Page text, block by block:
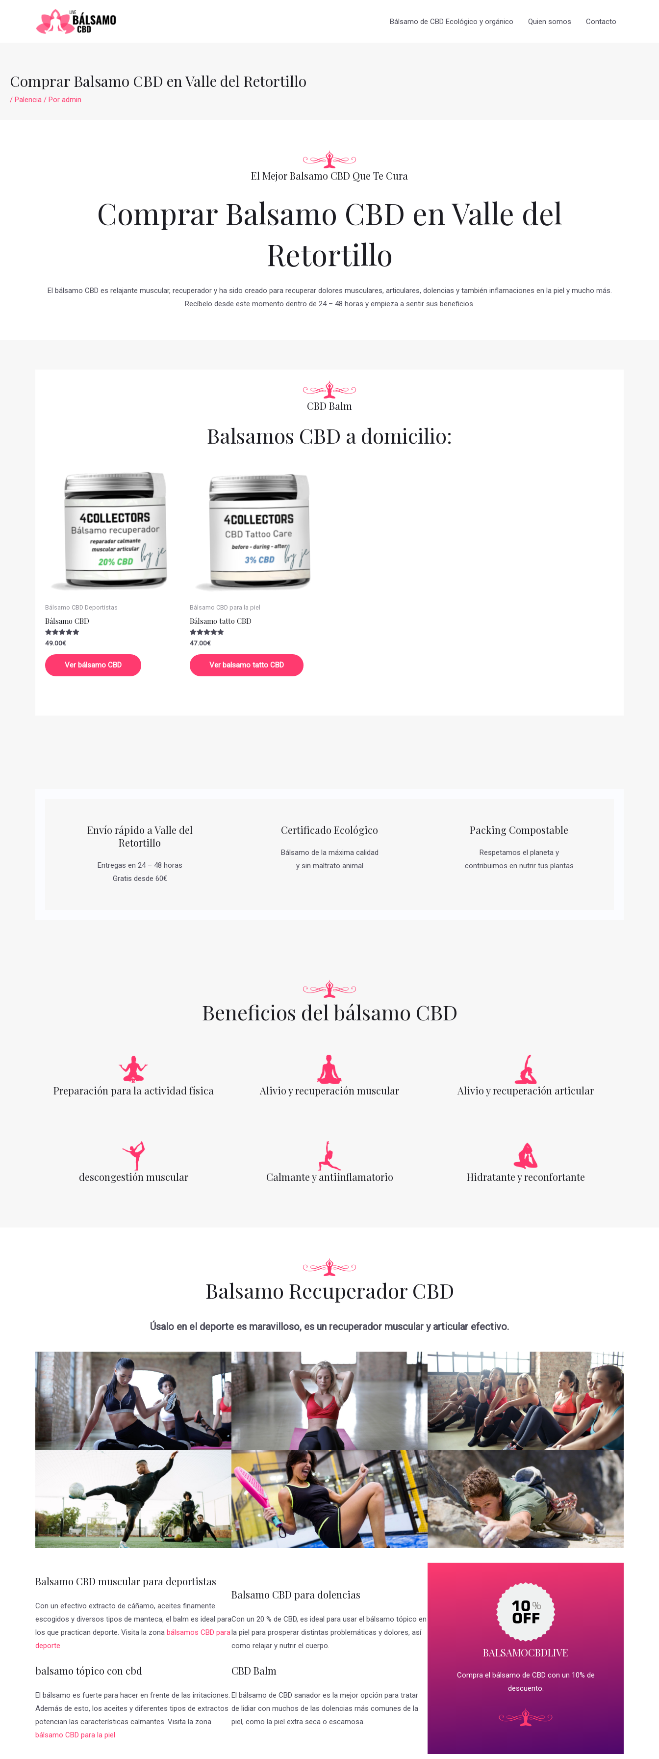
Bálsamo de CBD Ecológico y orgánico Quien somos Contacto
Comprar Balsamo CBD en Valle del Retortillo
/ Palencia / Por admin
El Mejor Balsamo CBD Que Te Cura
Comprar Balsamo CBD en Valle del
Retortillo
El bálsamo CBD es relajante muscular, recuperador y ha sido creado para recuperar dolores musculares, articulares, dolencias y también inflamaciones en la piel y mucho más.
Recíbelo desde este momento dentro de 24 – 48 horas y empieza a sentir sus beneficios.
CBD Balm
Balsamos CBD a domicilio:
Bálsamo CBD Deportistas
Bálsamo CBD
Valorado
con
5.00
de 5
49.00€
Ver bálsamo CBD
Bálsamo CBD para la piel
Bálsamo tatto CBD
Valorado
con
5.00
de 5
47.00€
Ver balsamo tatto CBD
Envío rápido a Valle del
Retortillo
Entregas en 24 – 48 horas
Gratis desde 60€
Certificado Ecológico
Bálsamo de la máxima calidad
y sin maltrato animal
Packing Compostable
Respetamos el planeta y
contribuimos en nutrir tus plantas
Beneficios del bálsamo CBD
Preparación para la actividad física Alivio y recuperación muscular Alivio y recuperación articular
descongestión muscular Calmante y antiinflamatorio Hidratante y reconfortante
Balsamo Recuperador CBD
Úsalo en el deporte es maravilloso, es un recuperador muscular y articular efectivo.
Balsamo CBD muscular para deportistas
Con un efectivo extracto de cáñamo, aceites finamente
escogidos y diversos tipos de manteca, el balm es ideal para
los que practican deporte. Visita la zona bálsamos CBD para
deporte
balsamo tópico con cbd
El bálsamo es fuerte para hacer en frente de las irritaciones.
Además de esto, los aceites y diferentes tipos de extractos
potencian las características calmantes. Visita la zona
bálsamo CBD para la piel
Balsamo CBD para dolencias
Con un 20 % de CBD, es ideal para usar el bálsamo tópico en
la piel para prosperar distintas problemáticas y dolores, así
como relajar y nutrir el cuerpo.
CBD Balm
El bálsamo de CBD sanador es la mejor opción para tratar
de lidiar con muchos de las dolencias más comunes de la
piel, como la piel extra seca o escamosa.
BALSAMOCBDLIVE
Compra el bálsamo de CBD con un 10% de
descuento.